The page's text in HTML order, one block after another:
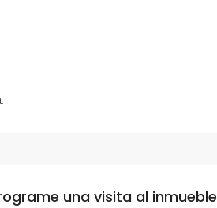
una visita al inmueble